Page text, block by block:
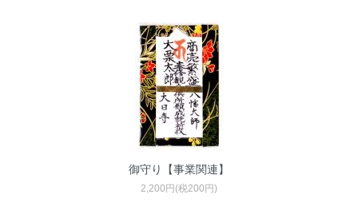
御守り【事業関連】
2,200円(税200円)